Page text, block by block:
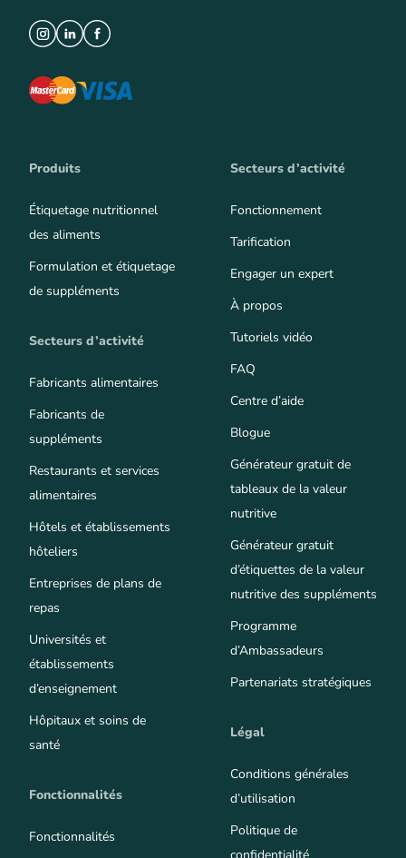
Produits
Étiquetage nutritionnel
des aliments
Formulation et étiquetage
de suppléments
Secteurs d’activité
Fabricants alimentaires
Fabricants de
suppléments
Restaurants et services
alimentaires
Hôtels et établissements
hôteliers
Entreprises de plans de
repas
Universités et
établissements
d’enseignement
Hôpitaux et soins de
santé
Fonctionnalités
Fonctionnalités
Secteurs d’activité
Fonctionnement
Tarification
Engager un expert
À propos
Tutoriels vidéo
FAQ
Centre d’aide
Blogue
Générateur gratuit de
tableaux de la valeur
nutritive
Générateur gratuit
d’étiquettes de la valeur
nutritive des suppléments
Programme
d’Ambassadeurs
Partenariats stratégiques
Légal
Conditions générales
d’utilisation
Politique de